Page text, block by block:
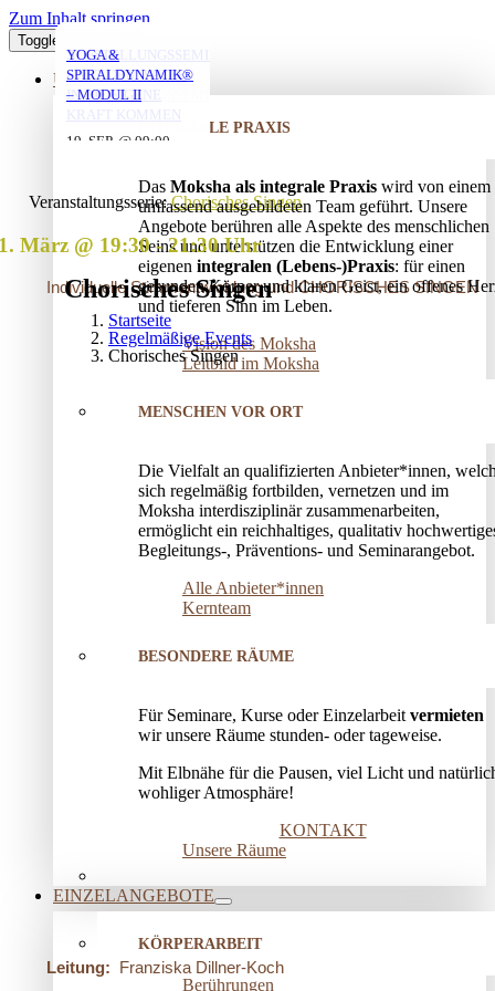
Zum Inhalt springen
Toggle Navigation
ÜBER UNS
INTEGRALE PRAXIS
Das Moksha als integrale Praxis wird von einem
umfassend ausgebildeten Team geführt. Unsere
Angebote berühren alle Aspekte des menschlichen
Seins und unterstützen die Entwicklung einer
eigenen integralen (Lebens-)Praxis: für einen
gesunden Körper und klaren Geist, ein offenes
und tieferen Sinn im Leben.
Vision des Moksha
Leitbild im Moksha
MENSCHEN VOR ORT
Die Vielfalt an qualifizierten Anbieter*innen,
sich regelmäßig fortbilden, vernetzen und im
Moksha interdisziplinär zusammenarbeiten,
ermöglicht ein reichhaltiges, qualitativ
Begleitungs-, Präventions­- und Seminarangebot.
Alle Anbieter*innen
Kernteam
BESONDERE RÄUME
Für Seminare, Kurse oder Einzelarbeit vermieten
wir unsere Räume stunden- oder tageweise.
Mit Elbnähe für die Pausen, viel Licht und
wohliger Atmosphäre!
KONTAKT
Unsere Räume
EINZELANGEBOTE
KÖRPERARBEIT
Berührungen
Chorisches Singen
Startseite
Regelmäßige Events
Chorisches Singen
Veranstaltungsserie:Chorisches Singen
März @ 19:30-21:30
Individuelle Stimmentwicklung und CHORISCHES SINGEN
Leitung: Franziska Dillner-Koch
YOGA MIT DANIEL
10. AUG. @ 18:00
19:30
YOGA MIT DANIEL
10. AUG. @ 20:00
21:30
YOGA MIT DANIEL
11. AUG. @ 18:00
19:30
VERSTRICKUNGEN
LÖSEN – OFFENES
AUFSTELLUNGSSEMINAR
25. AUG. @ 17:00
AUFSTELLUNGSSEMINAR
– MIT DEM VATER
IN DIE EIGENE
KRAFT KOMMEN
17:30
YOGA &
SPIRALDYNAMIK®
– MODUL II
19. SEP. @ 09:00
20. SEP. @ 16:00